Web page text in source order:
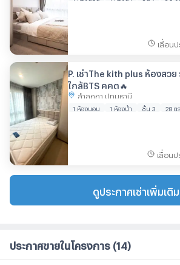
เลื่อนป
P. เช่าThe kith plus ห้องสว
ใกล้BTS คูคต🔥
ลำลูกกา ปทุมธานี
1 ห้องนอน 1 ห้องน้ำ ชั้น 3 28 ต
เลื่อนป
ดูประกาศเช่าเพิ่มเติม
ประกาศขายในโครงการ (14)